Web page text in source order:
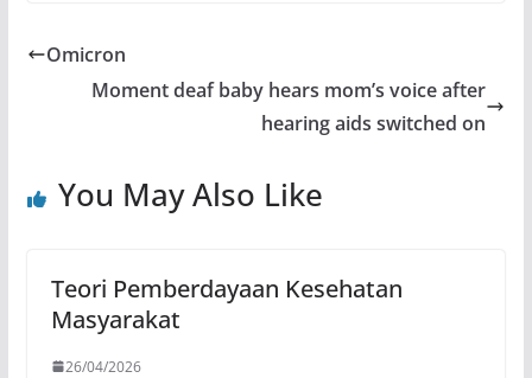
Omicron
Moment deaf baby hears mom’s voice after
hearing aids switched on
You May Also Like
Teori Pemberdayaan Kesehatan
Masyarakat
26/04/2026